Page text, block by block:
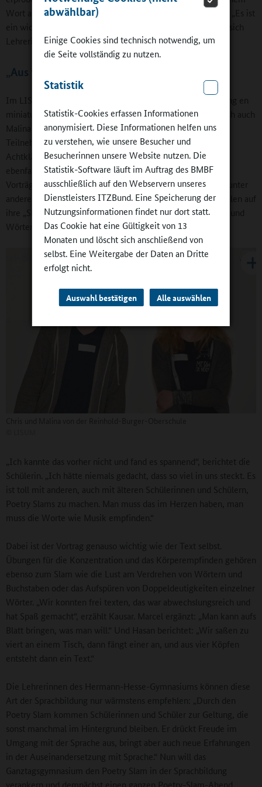
abwählbar)
Einige Cookies sind technisch notwendig, um
die Seite vollständig zu nutzen.
Statistik
Statistik-Cookies erfassen Informationen
anonymisiert. Diese Informationen helfen uns
zu verstehen, wie unsere Besucher und
Besucherinnen unsere Website nutzen. Die
Statistik-Software läuft im Auftrag des BMBF
ausschließlich auf den Webservern unseres
Dienstleisters ITZBund. Eine Speicherung der
Nutzungsinformationen findet nur dort statt.
Das Cookie hat eine Gültigkeit von 13
Monaten und löscht sich anschließend von
selbst. Eine Weitergabe der Daten an Dritte
erfolgt nicht.
Auswahl bestätigen Alle auswählen
Wort ausgehend zu einem rhythmischen Vierzeiler kommt. „Es ist
ein wichtiger Moment, das selbst auszuprobieren“, erinnert sich
Lehrerin Nina Kruska.
„Aus vier Köpfen entsteht ein Text“
Im LISUM-Workshop fand nun eine solche Lehrerfortbildung en
miniature statt. Neben den vier Hesse-Schülern mischen sich auch
Malina und Chris von der Reinhold-Burger-Schule unter die
Teilnehmenden, um beim Dichten zu helfen. Die zwei
Achtklässler hatten im Rahmen eines Kurses „Leseprofis“
ebenfalls mit und von Bas Böttcher gelernt und mit zwei
Vorträgen die Fachtagung eröffnet. Im Workshop verblüfft unter
anderem Malina mit ihrer Fähigkeit, schnell Wörter und Zeilen auf
ihre „Slam-Kompatibilität“ abzuklopfen, Sätze umzustellen und
Wörter auseinanderzunehmen.
„Ich kannte das vorher nicht und fand es spannend“, berichtet die
Schülerin. „Ich hätte niemals gedacht, dass so viel in uns steckt. Es
ist toll mit anderen, auch mit älteren Schülerinnen und Schülern,
Poetry Slams zu machen. Man muss das im Herzen haben, man
muss die Worte wie Musik empfinden.“
Dabei ist der Vortrag genauso wichtig wie der Text selbst.
Übungen für die Konzentration und das Körperempfinden gehören
ebenso zum Slam wie die Lust am Verdrehen von Wörtern und
Buchstaben oder das Aufspüren von Doppeldeutigkeiten einzelner
Wörter. „Wir konnten frei texten, das war abwechslungsreich und
hat Spaß gemacht“, erzählt Kausar. Marcel ergänzt: „Man kann aufs
Blatt bringen, was man will.“ Und Hasan berichtet: „Wir saßen zu
viert an einem Tisch, dann fängt einer an, und aus vier Köpfen
entsteht dann ein Text.“
Die Lehrerinnen des Hermann-Hesse-Gymnasiums können diese
Art der Sprachbildung nur wärmstens empfehlen: „Durch den
Poetry Slam kommen Schülerinnen und Schüler zur Geltung, die
sonst manchmal im Hintergrund bleiben. Er drückt Freude im
Umgang mit der Sprache aus, bringt aber auch neue Erfahrungen
in der Auseinandersetzung mit Sprache.“ Nun will das
Ganztagsgymnasium den Poetry Slam in der Sprachbildung
verankern und demnächst einen ganzen Poetry-Slam-Abend